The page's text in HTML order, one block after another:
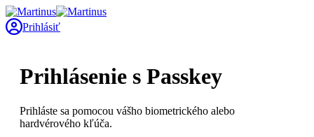
Prihlásiť
Prihlásenie s Passkey
Prihláste sa pomocou vášho biometrického alebo
hardvérového kľúča.